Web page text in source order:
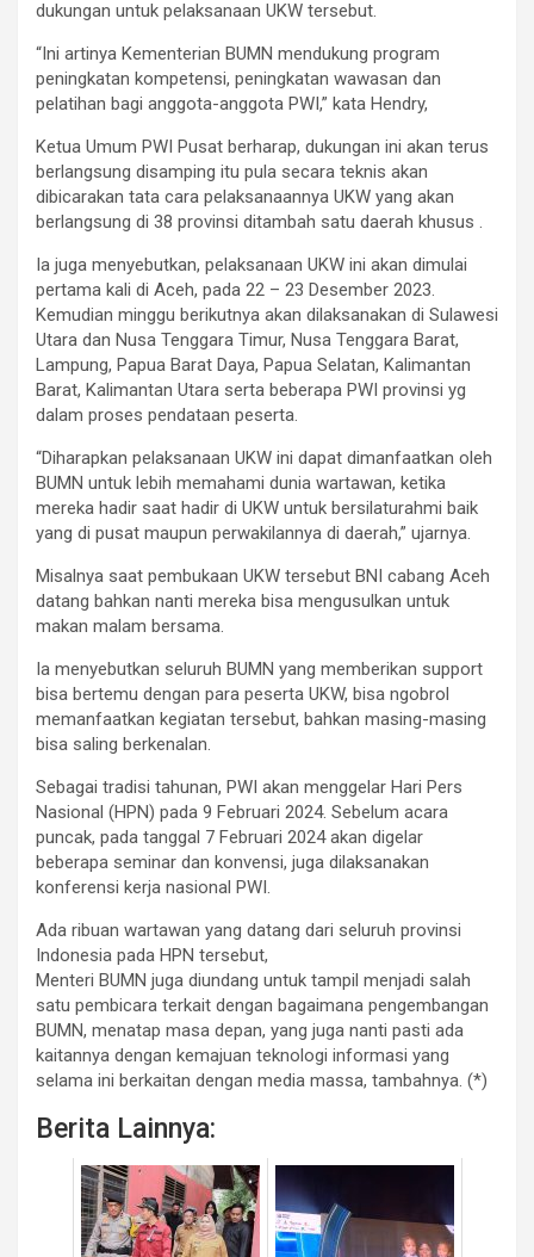
dukungan untuk pelaksanaan UKW tersebut.
“Ini artinya Kementerian BUMN mendukung program
peningkatan kompetensi, peningkatan wawasan dan
pelatihan bagi anggota-anggota PWI,” kata Hendry,
Ketua Umum PWI Pusat berharap, dukungan ini akan terus
berlangsung disamping itu pula secara teknis akan
dibicarakan tata cara pelaksanaannya UKW yang akan
berlangsung di 38 provinsi ditambah satu daerah khusus .
Ia juga menyebutkan, pelaksanaan UKW ini akan dimulai
pertama kali di Aceh, pada 22 – 23 Desember 2023.
Kemudian minggu berikutnya akan dilaksanakan di Sulawesi
Utara dan Nusa Tenggara Timur, Nusa Tenggara Barat,
Lampung, Papua Barat Daya, Papua Selatan, Kalimantan
Barat, Kalimantan Utara serta beberapa PWI provinsi yg
dalam proses pendataan peserta.
“Diharapkan pelaksanaan UKW ini dapat dimanfaatkan oleh
BUMN untuk lebih memahami dunia wartawan, ketika
mereka hadir saat hadir di UKW untuk bersilaturahmi baik
yang di pusat maupun perwakilannya di daerah,” ujarnya.
Misalnya saat pembukaan UKW tersebut BNI cabang Aceh
datang bahkan nanti mereka bisa mengusulkan untuk
makan malam bersama.
Ia menyebutkan seluruh BUMN yang memberikan support
bisa bertemu dengan para peserta UKW, bisa ngobrol
memanfaatkan kegiatan tersebut, bahkan masing-masing
bisa saling berkenalan.
Sebagai tradisi tahunan, PWI akan menggelar Hari Pers
Nasional (HPN) pada 9 Februari 2024. Sebelum acara
puncak, pada tanggal 7 Februari 2024 akan digelar
beberapa seminar dan konvensi, juga dilaksanakan
konferensi kerja nasional PWI.
Ada ribuan wartawan yang datang dari seluruh provinsi
Indonesia pada HPN tersebut,
Menteri BUMN juga diundang untuk tampil menjadi salah
satu pembicara terkait dengan bagaimana pengembangan
BUMN, menatap masa depan, yang juga nanti pasti ada
kaitannya dengan kemajuan teknologi informasi yang
selama ini berkaitan dengan media massa, tambahnya. (*)
Berita Lainnya: